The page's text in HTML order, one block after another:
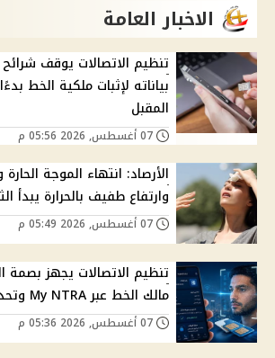
الاخبار العامة
تنظيم الاتصالات يوقف
بياناته لإثبات ملكية الخط
المقبل
الأرصاد: انتهاء الموجة
وارتفاع طفيف بالحرارة يبدأ
تنظيم الاتصالات يجهز بصمة
مالك الخط عبر My NTRA وتحديث بيانات العملاء